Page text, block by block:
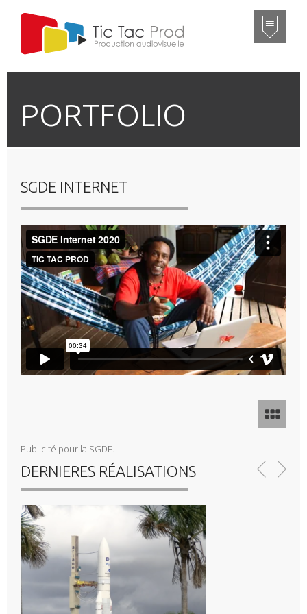
PORTFOLIO
SGDE INTERNET
Publicité pour la SGDE.
DERNIERES RÉALISATIONS